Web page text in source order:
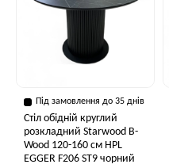
Під замовлення до 35 днів
Стіл обідній круглий
розкладний Starwood B-
Wood 120-160 см HPL
EGGER F206 ST9 чорний